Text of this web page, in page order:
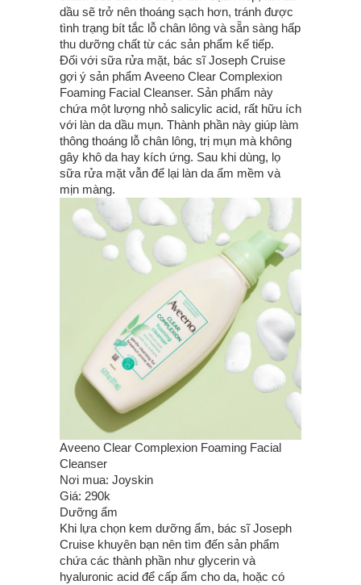
dầu sẽ trở nên thoáng sạch hơn, tránh được
tình trạng bít tắc lỗ chân lông và sẵn sàng hấp
thu dưỡng chất từ các sản phẩm kế tiếp.
Đối với sữa rửa mặt, bác sĩ Joseph Cruise
gợi ý sản phẩm Aveeno Clear Complexion
Foaming Facial Cleanser. Sản phẩm này
chứa một lượng nhỏ salicylic acid, rất hữu ích
với làn da dầu mụn. Thành phần này giúp làm
thông thoáng lỗ chân lông, trị mụn mà không
gây khô da hay kích ứng. Sau khi dùng, lọ
sữa rửa mặt vẫn để lại làn da ẩm mềm và
mịn màng.
Aveeno Clear Complexion Foaming Facial
Cleanser
Nơi mua: Joyskin
Giá: 290k
Dưỡng ẩm
Khi lựa chọn kem dưỡng ẩm, bác sĩ Joseph
Cruise khuyên bạn nên tìm đến sản phẩm
chứa các thành phần như glycerin và
hyaluronic acid để cấp ẩm cho da, hoặc có